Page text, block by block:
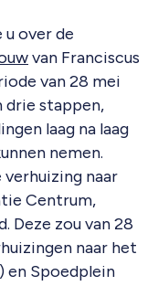
over de
van Franciscus
van 28 mei
drie stappen,
laag na laag
nemen.
naar
Centrum,
Deze zou van 28
naar het
en Spoedplein